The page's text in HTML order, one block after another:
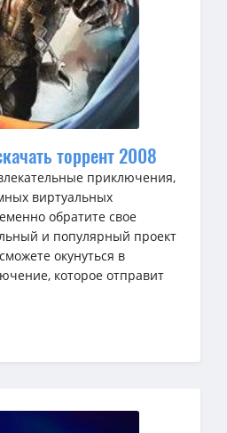
торрент 2008
приключения,
виртуальных
обратите свое
и популярный проект
окунуться в
которое отправит